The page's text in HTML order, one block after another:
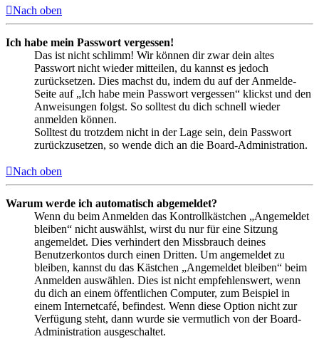
Nach oben
Ich habe mein Passwort vergessen!
Das ist nicht schlimm! Wir können dir zwar dein altes
Passwort nicht wieder mitteilen, du kannst es jedoch
zurücksetzen. Dies machst du, indem du auf der Anmelde-
Seite auf „Ich habe mein Passwort vergessen“ klickst und den
Anweisungen folgst. So solltest du dich schnell wieder
anmelden können.
Solltest du trotzdem nicht in der Lage sein, dein Passwort
zurückzusetzen, so wende dich an die Board-Administration.
Nach oben
Warum werde ich automatisch abgemeldet?
Wenn du beim Anmelden das Kontrollkästchen „Angemeldet
bleiben“ nicht auswählst, wirst du nur für eine Sitzung
angemeldet. Dies verhindert den Missbrauch deines
Benutzerkontos durch einen Dritten. Um angemeldet zu
bleiben, kannst du das Kästchen „Angemeldet bleiben“ beim
Anmelden auswählen. Dies ist nicht empfehlenswert, wenn
du dich an einem öffentlichen Computer, zum Beispiel in
einem Internetcafé, befindest. Wenn diese Option nicht zur
Verfügung steht, dann wurde sie vermutlich von der Board-
Administration ausgeschaltet.